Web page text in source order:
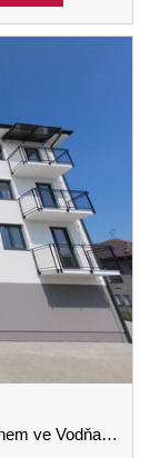
bytovém domě